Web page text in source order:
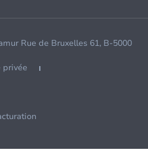
Rue de Bruxelles 61, B-5000
privée